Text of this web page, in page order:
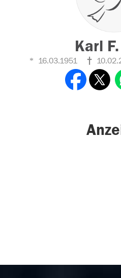
Karl
16.03.1951